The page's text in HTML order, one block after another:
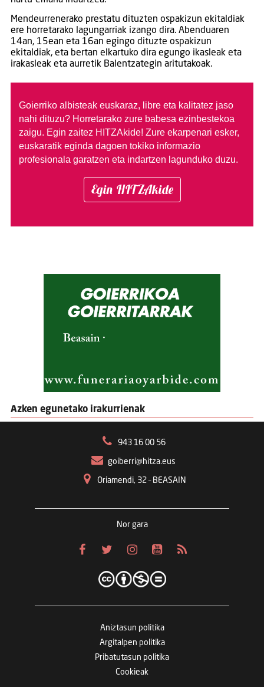
Mendeurrenerako prestatu dituzten ospakizun ekitaldiak
ere horretarako lagungarriak izango dira. Abenduaren
14an, 15ean eta 16an egingo dituzte ospakizun
ekitaldiak, eta bertan elkartuko dira egungo ikasleak eta
irakasleak eta aurretik Balentzategin aritutakoak.
Goierriko albisteak euskaraz, libre eta kalitatez jaso
nahi dituzu? Horretarako zure babesa ezinbestekoa
zaigu. Egin zaitez HITZAkide! Zure ekarpenari esker,
euskaratik eginda dagoen tokiko informazio
profesionala garatzen eta indartzen lagunduko duzu.
Egin HITZAkide
Azken egunetako irakurrienak
943 16 00 56
goiberri@hitza.eus
Oriamendi, 32 – BEASAIN
Nor gara
Aniztasun politika
Argitalpen politika
Pribatutasun politika
Cookieak